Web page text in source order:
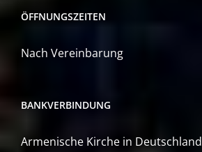
ÖFFNUNGSZEITEN
Nach Vereinbarung
BANKVERBINDUNG
Armenische Kirche in Deutschland